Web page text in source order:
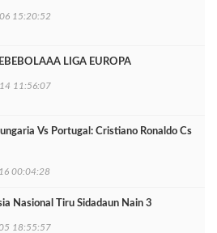
15:20:52
LIGA EUROPA
11:56:07
Vs Portugal: Cristiano Ronaldo Cs
00:04:28
Nasional Tiru Sidadaun Nain 3
18:55:57